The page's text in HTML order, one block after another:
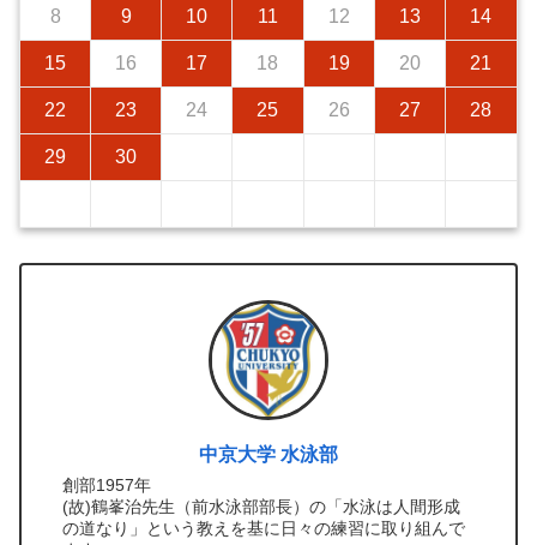
8 9 10 11 12 13 14
15 16 17 18 19 20 21
22 23 24 25 26 27 28
29 30
中京大学 水泳部
創部1957年
(故)鶴峯治先生（前水泳部部長）の「水泳は人間形成
の道なり」という教えを基に日々の練習に取り組んで